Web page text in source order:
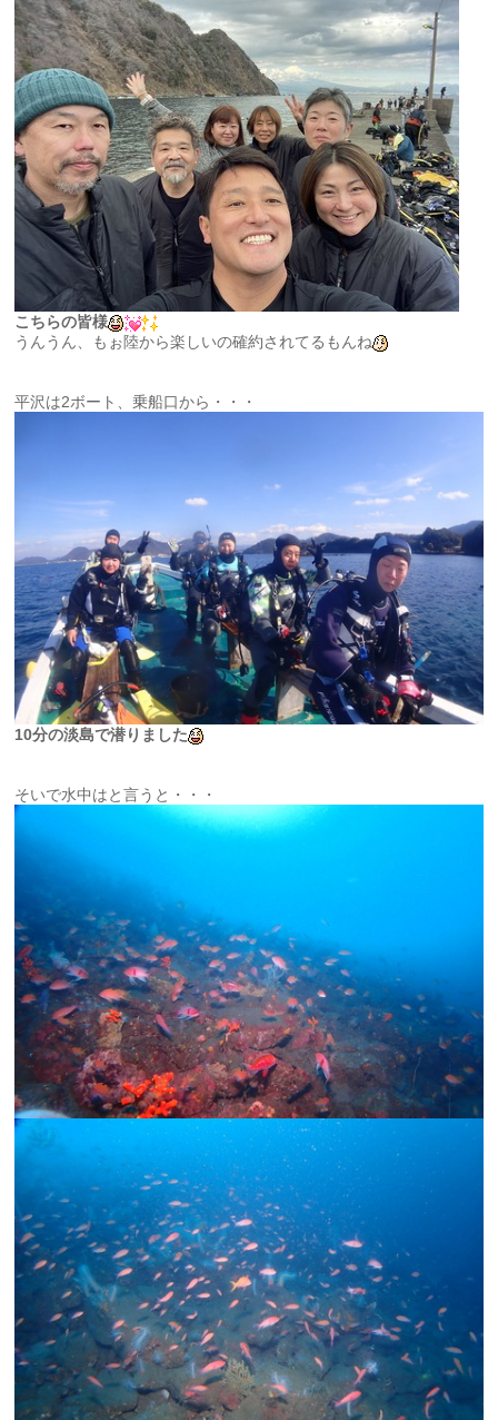
こちらの皆様
うんうん、もぉ陸から楽しいの確約されてるもんね
平沢は2ボート、乗船口から・・・
10分の淡島で潜りました
そいで水中はと言うと・・・